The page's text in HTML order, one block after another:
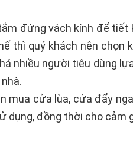
đứng vách kính để tiết
thì quý khách nên chọn
nhiều người tiêu dùng
cửa lùa, cửa đẩy
đồng thời cho cảm